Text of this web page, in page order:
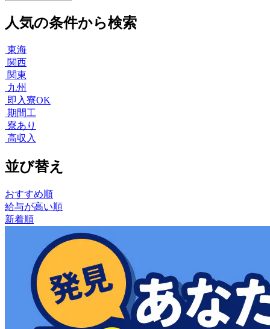
人気の条件から検索
東海
関西
関東
九州
即入寮OK
期間工
寮あり
高収入
並び替え
おすすめ順
給与が高い順
新着順